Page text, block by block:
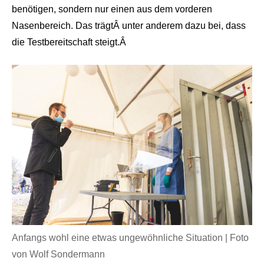
benötigen, sondern nur einen aus dem vorderen
Nasenbereich. Das trägtÂ unter anderem dazu bei, dass
die Testbereitschaft steigt.Â
Anfangs wohl eine etwas ungewöhnliche Situation | Foto
von Wolf Sondermann